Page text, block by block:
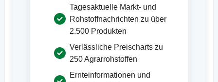
Tagesaktuelle Markt- und
Rohstoffnachrichten zu über
2.500 Produkten
Verlässliche Preischarts zu
250 Agrarrohstoffen
Ernteinformationen und